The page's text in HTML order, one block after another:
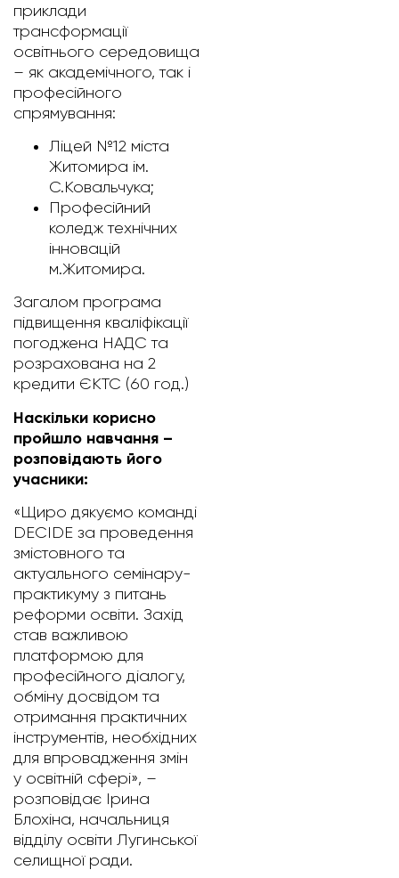
приклади
трансформації
освітнього середовища
– як академічного, так і
професійного
спрямування:
Ліцей №12 міста
Житомира ім.
С.Ковальчука;
Професійний
коледж технічних
інновацій
м.Житомира.
Загалом програма
підвищення кваліфікації
погоджена НАДС та
розрахована на 2
кредити ЄКТС (60 год.)
Наскільки корисно
пройшло навчання –
розповідають його
учасники:
«Щиро дякуємо команді
DECIDE за проведення
змістовного та
актуального семінару-
практикуму з питань
реформи освіти. Захід
став важливою
платформою для
професійного діалогу,
обміну досвідом та
отримання практичних
інструментів, необхідних
для впровадження змін
у освітній сфері», –
розповідає Ірина
Блохіна, начальниця
відділу освіти Лугинської
селищної ради.